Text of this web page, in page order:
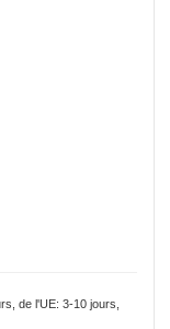
de l'UE: 3-10 jours,